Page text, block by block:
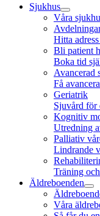
Sjukhus
Våra
Hitta
Bli patient
Boka tid
Avancerad
Få
Geriatrik
Sjuvård för
Kognitiv
Utredning
Palliativ
Lindrande
Träning
Äldreboenden
Våra